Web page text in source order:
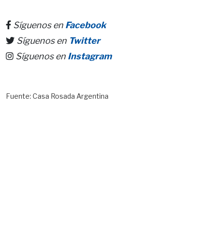
Síguenos en Facebook
Síguenos en Twitter
Síguenos en Instagram
Fuente: Casa Rosada Argentina